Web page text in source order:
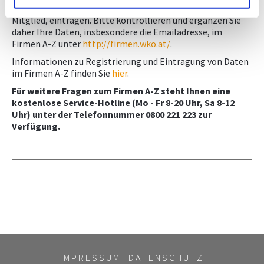
Adresse sowie Leistungen können nur Sie selbst, als
Mitglied, eintragen. Bitte kontrollieren und ergänzen Sie
daher Ihre Daten, insbesondere die Emailadresse, im
Firmen A-Z unter http://firmen.wko.at/.
Informationen zu Registrierung und Eintragung von Daten
im Firmen A-Z finden Sie hier.
Für weitere Fragen zum Firmen A-Z steht Ihnen eine
kostenlose Service-Hotline (Mo - Fr 8-20 Uhr, Sa 8-12
Uhr) unter der Telefonnummer 0800 221 223 zur
Verfügung.
IMPRESSUM DATENSCHUTZ